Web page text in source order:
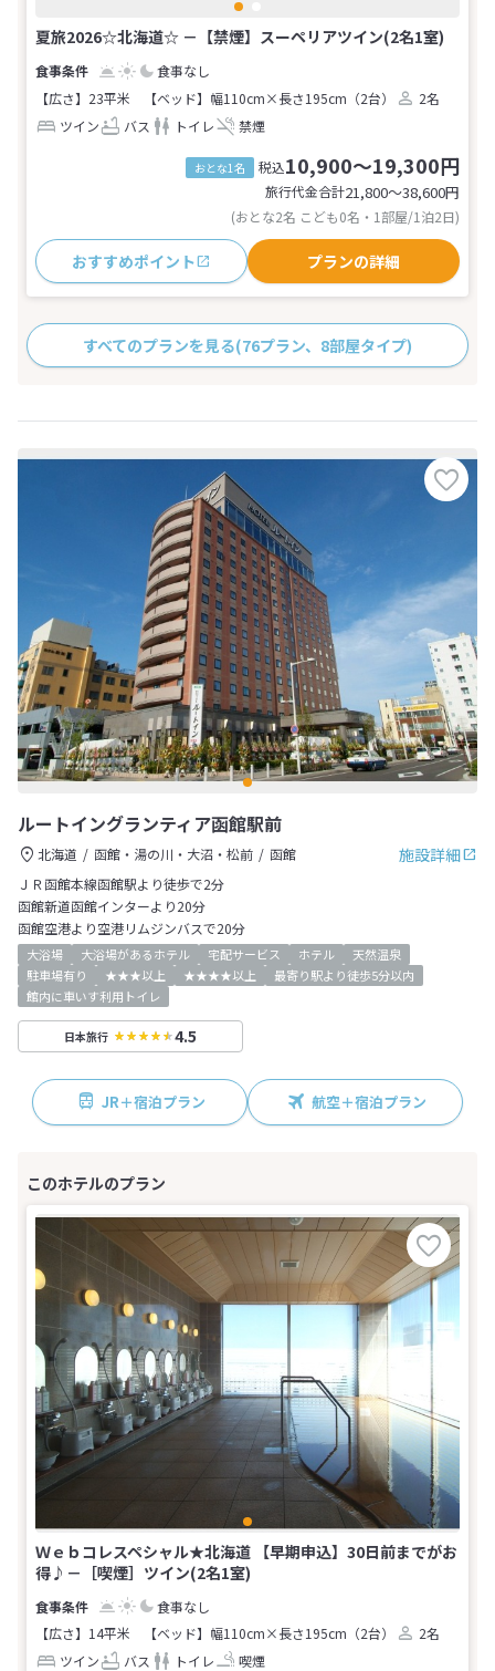
夏旅2026☆北海道☆ －【禁煙】スーペリアツイン(2名1室)
食事なし
【広さ】23平米
【ベッド】幅110cm×長さ195cm（2台）
2名
ツイン
バス トイレ 禁煙
おとな1名 税込10,900～19,300円
旅行代金合計21,800〜38,600円
(おとな2名 こども0名・1部屋/1泊2日)
おすすめポイント プランの詳細
すべてのプランを見る(76プラン、8部屋タイプ)
ルートイングランティア函館駅前
施設詳細
北海道 函館・湯の川・大沼・松前
函館
ＪＲ函館本線函館駅より徒歩で2分
函館新道函館インターより20分
函館空港より空港リムジンバスで20分
大浴場 大浴場があるホテル 宅配サービス ホテル
天然温泉
駐車場有り
★★★以上 ★★★★以上
最寄り駅より徒歩5分以内
館内に車いす利用トイレ
日本旅行 4.5
JR＋宿泊プラン 航空＋宿泊プラン
Ｗｅｂコレスペシャル★北海道 【早期申込】30日前までがお
得♪－［喫煙］ツイン(2名1室)
食事なし
【広さ】14平米
【ベッド】幅110cm×長さ195cm（2台）
2名
ツイン
バス トイレ 喫煙